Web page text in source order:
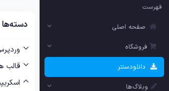
فهرست
صفحه اصلی
فروشگاه
دانلودسنتر
وبلاگ‌ها
دسته‌ها
قالب